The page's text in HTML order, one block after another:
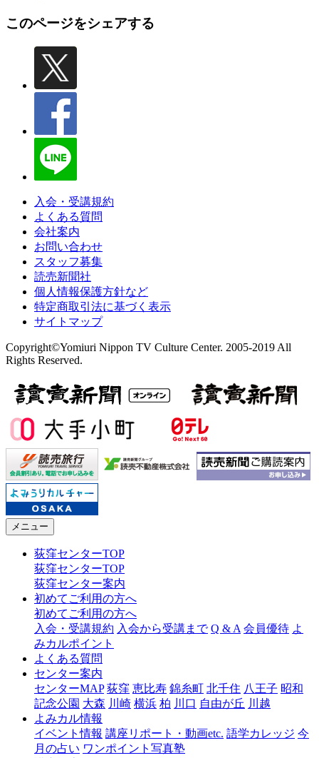
このページをシェアする
入会・受講規約
よくある質問
会社案内
お問い合わせ
スタッフ募集
読売新聞社
個人情報保護方針など
特定商取引法に基づく表示
サイトマップ
Copyright©Yomiuri Nippon TV Culture Center. 2005-2019 All
Rights Reserved.
メニュー
荻窪センターTOP
荻窪センターTOP
荻窪センター案内
初めてご利用の方へ
初めてご利用の方へ
入会・受講規約 入会から受講まで Q & A 会員優待 よ
みカルポイント
よくある質問
センター案内
センターMAP 荻窪 恵比寿 錦糸町 北千住 八王子 昭和
記念公園 大森 川崎 横浜 柏 川口 自由が丘 川越
よみカル情報
イベント情報 講座リポート・動画etc. 語学カレッジ 今
月の占い ワンポイント写真塾